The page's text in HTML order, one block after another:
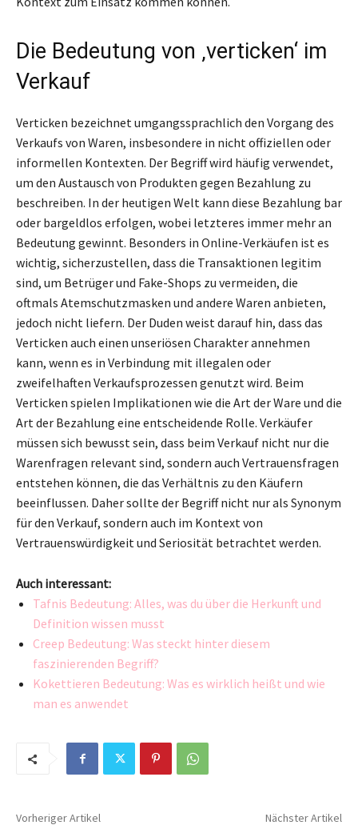
Die Bedeutung von ‚verticken‘ im
Verkauf
Verticken bezeichnet umgangssprachlich den Vorgang des
Verkaufs von Waren, insbesondere in nicht offiziellen oder
informellen Kontexten. Der Begriff wird häufig verwendet,
um den Austausch von Produkten gegen Bezahlung zu
beschreiben. In der heutigen Welt kann diese Bezahlung bar
oder bargeldlos erfolgen, wobei letzteres immer mehr an
Bedeutung gewinnt. Besonders in Online-Verkäufen ist es
wichtig, sicherzustellen, dass die Transaktionen legitim
sind, um Betrüger und Fake-Shops zu vermeiden, die
oftmals Atemschutzmasken und andere Waren anbieten,
jedoch nicht liefern. Der Duden weist darauf hin, dass das
Verticken auch einen unseriösen Charakter annehmen
kann, wenn es in Verbindung mit illegalen oder
zweifelhaften Verkaufsprozessen genutzt wird. Beim
Verticken spielen Implikationen wie die Art der Ware und die
Art der Bezahlung eine entscheidende Rolle. Verkäufer
müssen sich bewusst sein, dass beim Verkauf nicht nur die
Warenfragen relevant sind, sondern auch Vertrauensfragen
entstehen können, die das Verhältnis zu den Käufern
beeinflussen. Daher sollte der Begriff nicht nur als Synonym
für den Verkauf, sondern auch im Kontext von
Vertrauenswürdigkeit und Seriosität betrachtet werden.
Auch interessant:
Tafnis Bedeutung: Alles, was du über die Herkunft und
Definition wissen musst
Creep Bedeutung: Was steckt hinter diesem
faszinierenden Begriff?
Kokettieren Bedeutung: Was es wirklich heißt und wie
man es anwendet
Vorheriger Artikel Nächster Artikel